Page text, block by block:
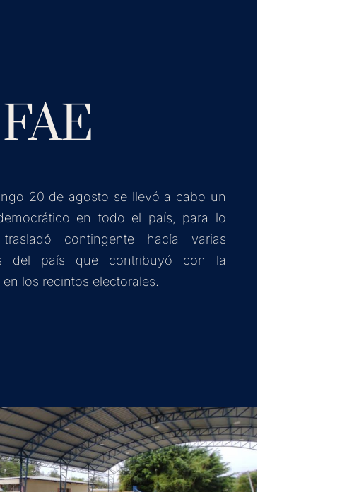
FAE
20 de agosto se llevó a cabo un
en todo el país, para lo
contingente hacía varias
del país que contribuyó con la
los recintos electorales.